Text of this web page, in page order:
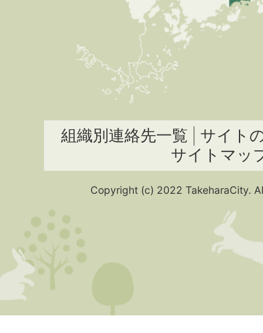
組織別連絡先一覧
サイト
サイトマッ
Copyright (c) 2022 TakeharaCity.